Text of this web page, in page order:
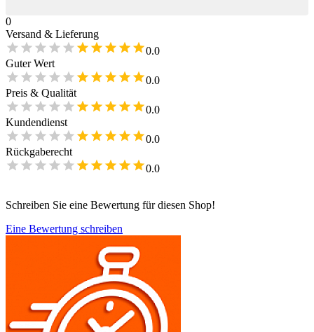
0
Versand & Lieferung
0.0
Guter Wert
0.0
Preis & Qualität
0.0
Kundendienst
0.0
Rückgaberecht
0.0
Schreiben Sie eine Bewertung für diesen Shop!
Eine Bewertung schreiben